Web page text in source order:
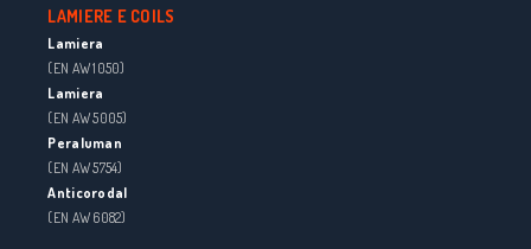
LAMIERE E COILS
Lamiera
(EN AW 1050)
Lamiera
(EN AW 5005)
Peraluman
(EN AW 5754)
Anticorodal
(EN AW 6082)